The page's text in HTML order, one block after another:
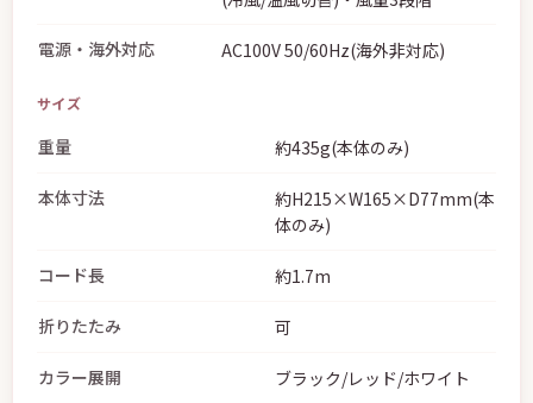
電源・海外対応 AC100V 50/60Hz(海外非対応)
サイズ
重量 約435g(本体のみ)
本体寸法
約H215×W165×D77mm(本
体のみ)
コード長 約1.7m
折りたたみ 可
カラー展開 ブラック/レッド/ホワイト